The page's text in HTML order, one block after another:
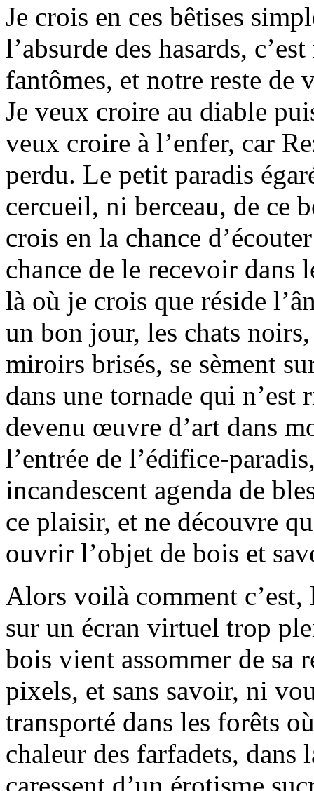
Je crois en ces bêtises
l’absurde des hasards,
fantômes, et notre reste
Je veux croire au diable
veux croire à l’enfer, car
perdu. Le petit paradis
cercueil, ni berceau, de ce
crois en la chance
chance de le recevoir dans
là où je crois que réside
un bon jour, les chats
miroirs brisés, se sèment
dans une tornade qui n’est
devenu œuvre d’art dans
l’entrée de l’édifice-
incandescent agenda de
ce plaisir, et ne découvre
ouvrir l’objet de bois et
Alors voilà comment c’est,
sur un écran virtuel trop
bois vient assommer de sa
pixels, et sans savoir, ni
transporté dans les forêts
chaleur des farfadets, dans
caressent d’un érotisme